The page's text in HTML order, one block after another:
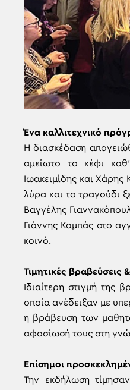
Ένα καλλιτεχνικό
Η διασκέδαση
αμείωτο το κέφι
Ιωακειμίδης και
λύρα και το τραγούδι
Βαγγέλης
Γιάννης Καμπάς στο
κοινό.
Τιμητικές
Ιδιαίτερη στιγμή της
οποία ανέδειξαν με
η βράβευση των
αφοσίωσή τους στη
Επίσημοι
Την εκδήλωση